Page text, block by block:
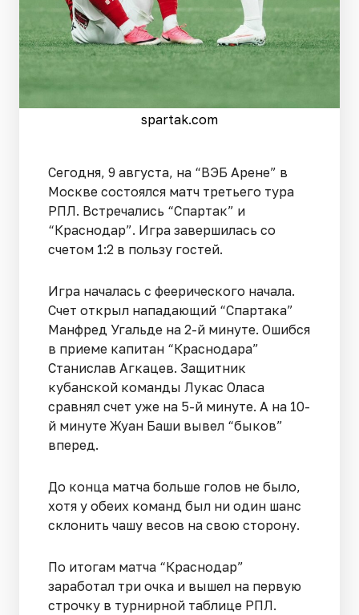
spartak.com
Сегодня, 9 августа, на “ВЭБ Арене” в
Москве состоялся матч третьего тура
РПЛ. Встречались “Спартак” и
“Краснодар”. Игра завершилась со
счетом 1:2 в пользу гостей.
Игра началась с феерического начала.
Счет открыл нападающий “Спартака”
Манфред Угальде на 2-й минуте. Ошибся
в приеме капитан “Краснодара”
Станислав Агкацев. Защитник
кубанской команды Лукас Оласа
сравнял счет уже на 5-й минуте. А на 10-
й минуте Жуан Баши вывел “быков”
вперед.
До конца матча больше голов не было,
хотя у обеих команд был ни один шанс
склонить чашу весов на свою сторону.
По итогам матча “Краснодар”
заработал три очка и вышел на первую
строчку в турнирной таблице РПЛ.